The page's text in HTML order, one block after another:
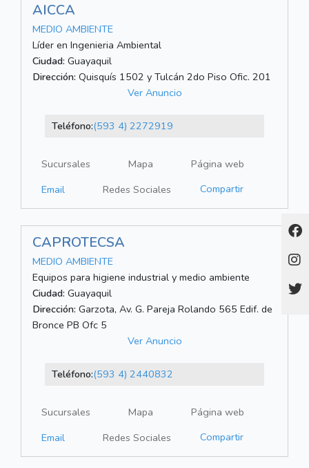
AICCA
MEDIO AMBIENTE
Líder en Ingenieria Ambiental
Ciudad: Guayaquil
Dirección: Quisquís 1502 y Tulcán 2do Piso Ofic. 201
Ver Anuncio
Teléfono:(593 4) 2272919
Sucursales Mapa
Página web
Email
Redes Sociales Compartir
CAPROTECSA
MEDIO AMBIENTE
Equipos para higiene industrial y medio ambiente
Ciudad: Guayaquil
Dirección: Garzota, Av. G. Pareja Rolando 565 Edif. de
Bronce PB Ofc 5
Ver Anuncio
Teléfono:(593 4) 2440832
Sucursales Mapa
Página web
Email
Redes Sociales Compartir